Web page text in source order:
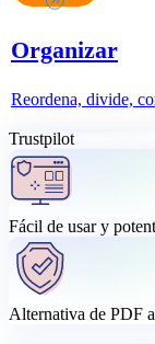
Organizar
Reordena, divide,
Trustpilot
Fácil de usar y
Alternativa de PDF